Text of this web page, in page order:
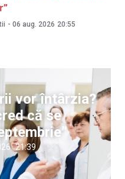
- 06 aug. 2026 20:55
vor întârzia?
că se
21:39